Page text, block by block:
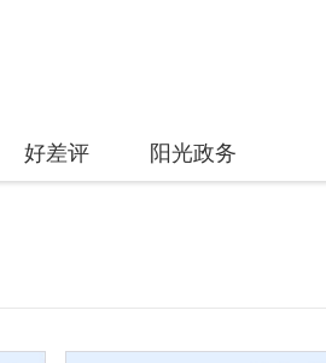
好差评 阳光政务